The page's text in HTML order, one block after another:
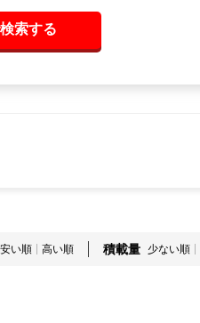
索する
安い順 高い順 積載量 少ない順